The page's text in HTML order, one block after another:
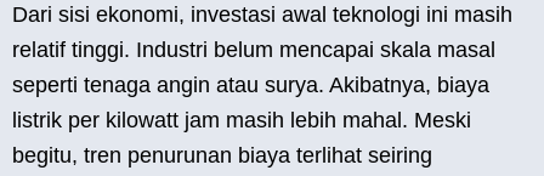
Dari sisi ekonomi, investasi awal teknologi ini masih
relatif tinggi. Industri belum mencapai skala masal
seperti tenaga angin atau surya. Akibatnya, biaya
listrik per kilowatt jam masih lebih mahal. Meski
begitu, tren penurunan biaya terlihat seiring